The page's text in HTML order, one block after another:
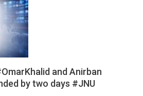
and Anirban
by two days #JNU